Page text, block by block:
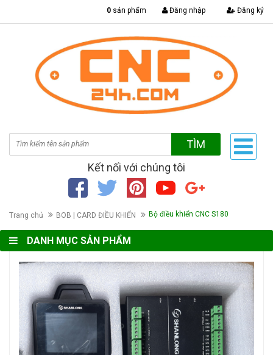
0 sản phẩm Đăng nhập Đăng ký
TÌM
Kết nối với chúng tôi
Trang chủ BOB | CARD ĐIỀU KHIỂN Bộ điều khiển CNC S180
DANH MỤC SẢN PHẨM